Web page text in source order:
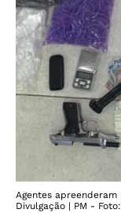
Agentes
Divulgação | PM -